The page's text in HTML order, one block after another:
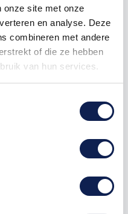
onze site met onze
en analyse. Deze
combineren met andere
of die ze hebben
van hun services.